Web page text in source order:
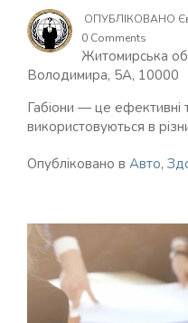
ОПУБЛІКОВАНО
0 Comments
Житомирська
Володимира, 5А, 10000
Габіони — це ефективні
використовуються в
Опубліковано в Авто,